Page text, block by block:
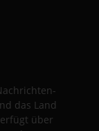
das Land
über